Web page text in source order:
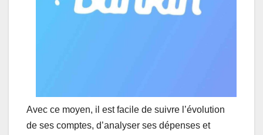
Avec ce moyen, il est facile de suivre l’évolution
de ses comptes, d’analyser ses dépenses et